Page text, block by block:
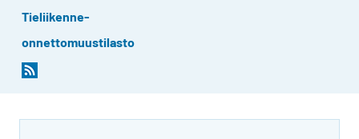
Tieliikenne-
onnettomuustilasto